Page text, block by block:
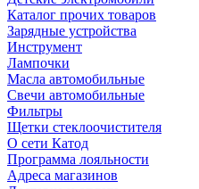
Каталог прочих товаров
Зарядные устройства
Инструмент
Лампочки
Масла автомобильные
Свечи автомобильные
Фильтры
Щетки стеклоочистителя
О сети Катод
Программа лояльности
Адреса магазинов